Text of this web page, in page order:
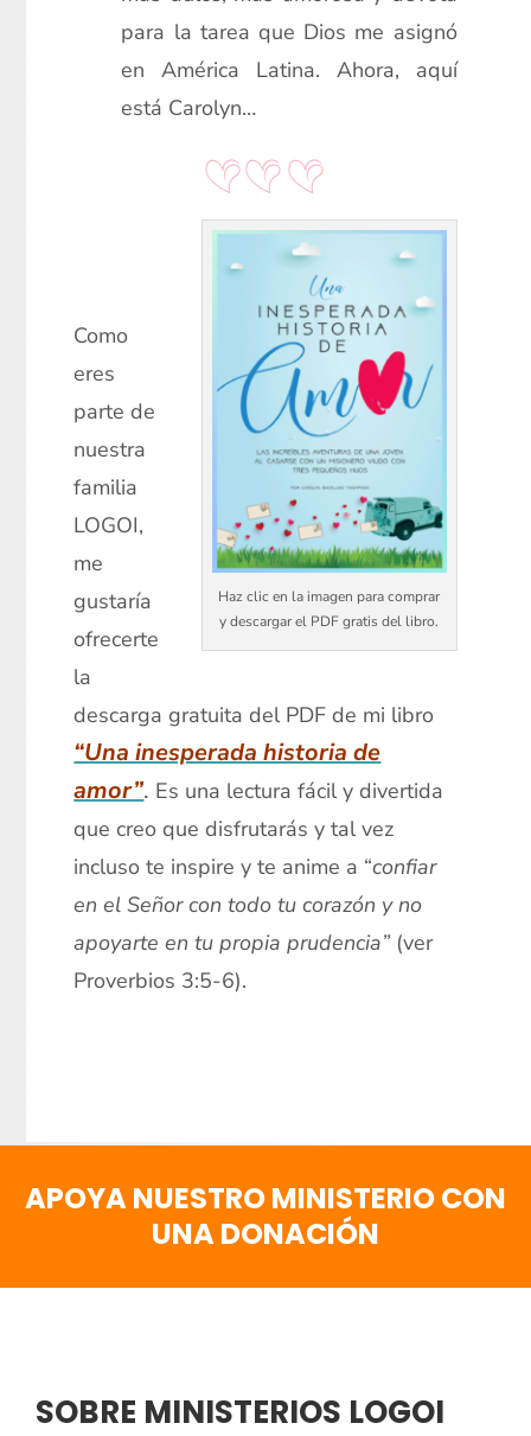
para la tarea que Dios me asignó
en América Latina. Ahora, aquí
está Carolyn…
Haz clic en la imagen para comprar
y descargar el PDF gratis del libro.
Como
eres
parte de
nuestra
familia
LOGOI,
me
gustaría
ofrecerte
la
descarga gratuita del PDF de mi libro
“Una inesperada historia de
amor”. Es una lectura fácil y divertida
que creo que disfrutarás y tal vez
incluso te inspire y te anime a “confiar
en el Señor con todo tu corazón y no
apoyarte en tu propia prudencia”(ver
Proverbios 3:5-6).
APOYA NUESTRO MINISTERIO CON
UNA DONACIÓN
SOBRE MINISTERIOS LOGOI